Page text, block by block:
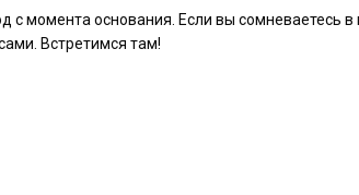
с момента основания. Если вы сомневаетесь
Встретимся там!